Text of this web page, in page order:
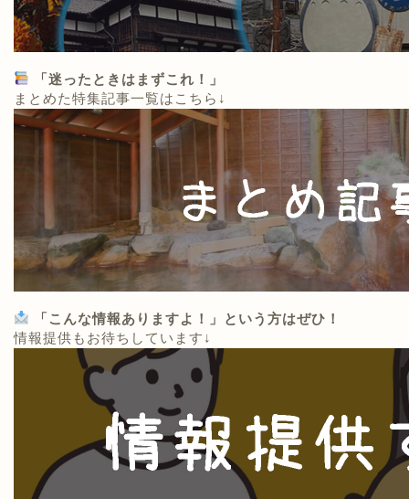
「迷ったときはまずこれ！」
まとめた特集記事一覧はこちら↓
「こんな情報ありますよ！」という方はぜひ！
情報提供もお待ちしています↓